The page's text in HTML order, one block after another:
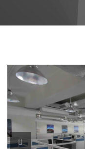
聯絡我們